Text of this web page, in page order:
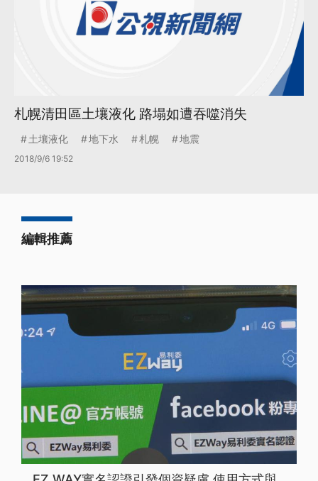
札幌清田區土壤液化 路塌如遭吞噬消失
土壤液化 地下水 札幌 地震
2018/9/6 19:52
編輯推薦